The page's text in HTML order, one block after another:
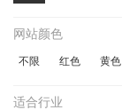
网站颜色
不限 红色 黄色
适合行业